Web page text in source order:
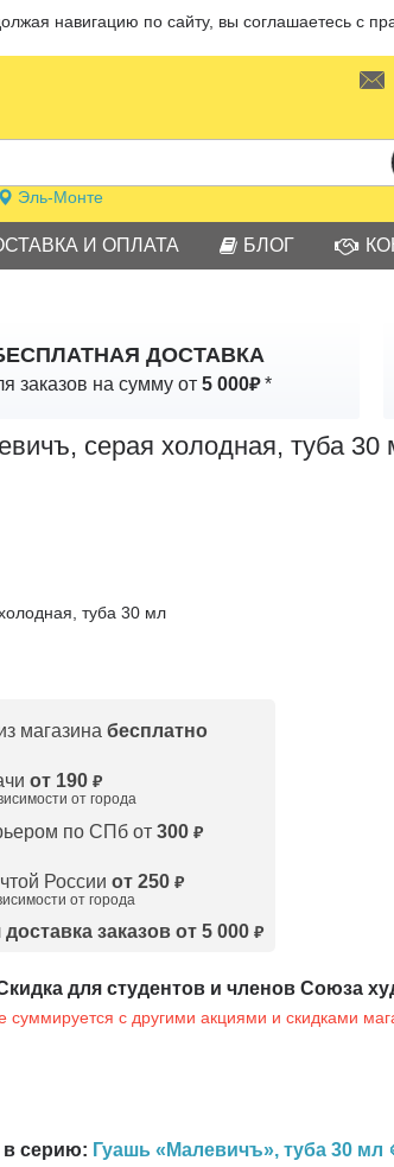
навигацию по сайту, вы соглашаетесь с
Эль-Монте
И ОПЛАТА БЛОГ
ДОСТАВКА
заказов на сумму от5 000₽*
серая холодная, туба 30
туба 30 мл
магазина бесплатно
от 190 ₽
от города
по СПб от 300 ₽
России от 250 ₽
от города
заказов от 5 000₽
для студентов и членов Союза
суммируется с другими акциями и скидками
в серию: Гуашь «Малевичъ», туба 30 мл